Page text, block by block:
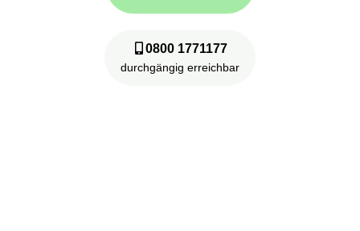
0800 1771177
durchgängig erreichbar